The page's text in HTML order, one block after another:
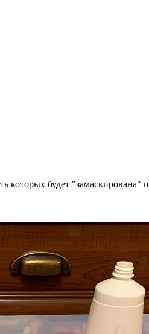
будет "замаскирована"